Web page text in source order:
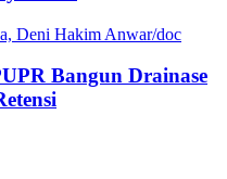
Bangun Drainase